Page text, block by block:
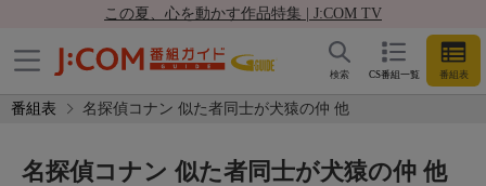
この夏、心を動かす作品特集 | J:COM TV
CS番組一覧 番組表
検索
番組表 名探偵コナン 似た者同士が犬猿の仲 他
名探偵コナン 似た者同士が犬猿の仲 他